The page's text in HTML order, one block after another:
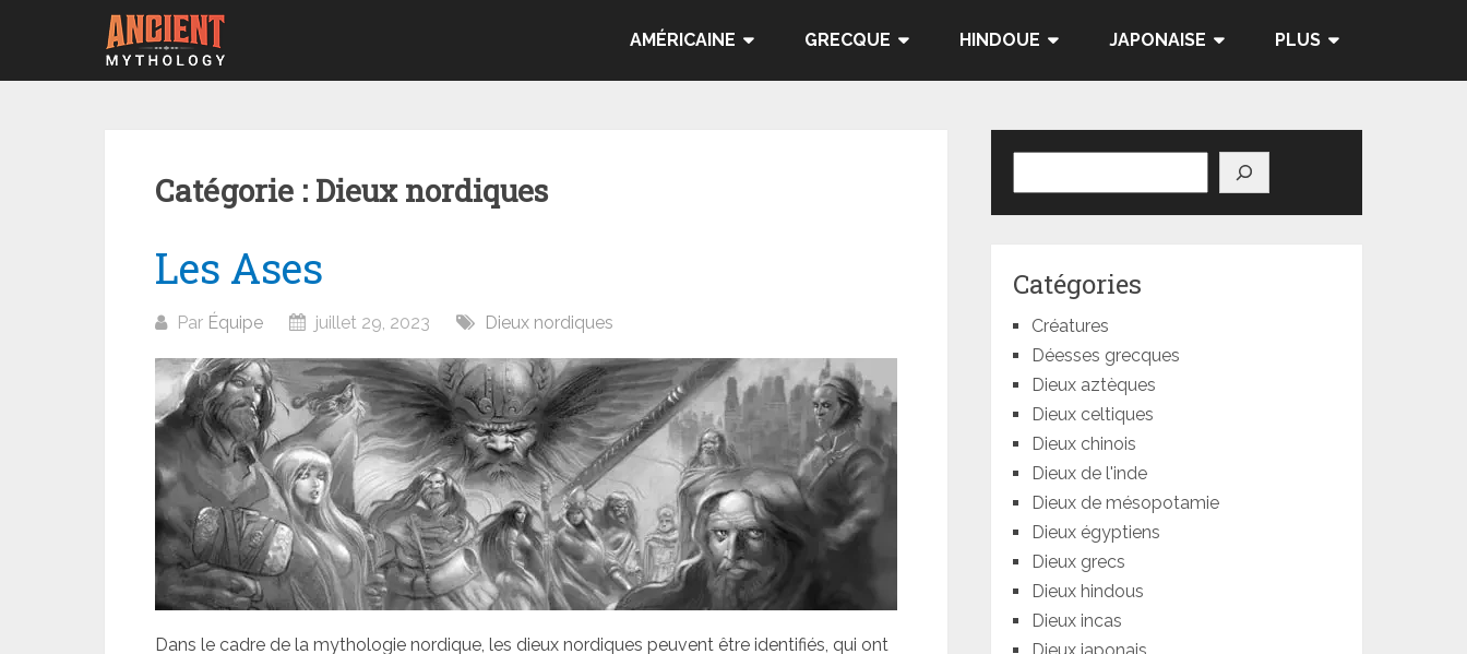
AMÉRICAINE GRECQUE HINDOUE JAPONAISE PLUS
Catégorie : Dieux nordiques
Les Ases
Par Équipe juillet 29, 2023 Dieux nordiques
Dans le cadre de la mythologie nordique, les dieux nordiques peuvent être identifiés, qui ont
Catégories
Créatures
Déesses grecques
Dieux aztèques
Dieux celtiques
Dieux chinois
Dieux de l'inde
Dieux de mésopotamie
Dieux égyptiens
Dieux grecs
Dieux hindous
Dieux incas